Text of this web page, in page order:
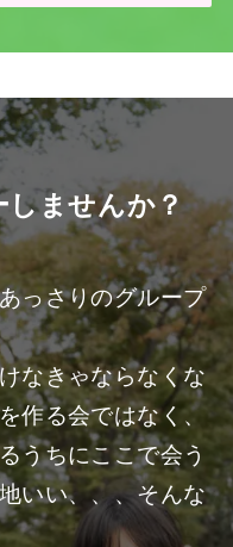
しませんか？
っさりのグループ
なきゃならなくな
作る会ではなく、
うちにここで会う
いい、、、そんな